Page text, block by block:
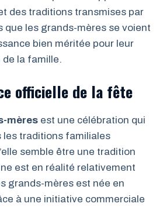
des traditions transmises par
que les grands-mères se voient
bien méritée pour leur
de la famille.
officielle de la fête
mères est une célébration qui
les traditions familiales
semble être une tradition
est en réalité relativement
grands-mères est née en
à une initiative commerciale